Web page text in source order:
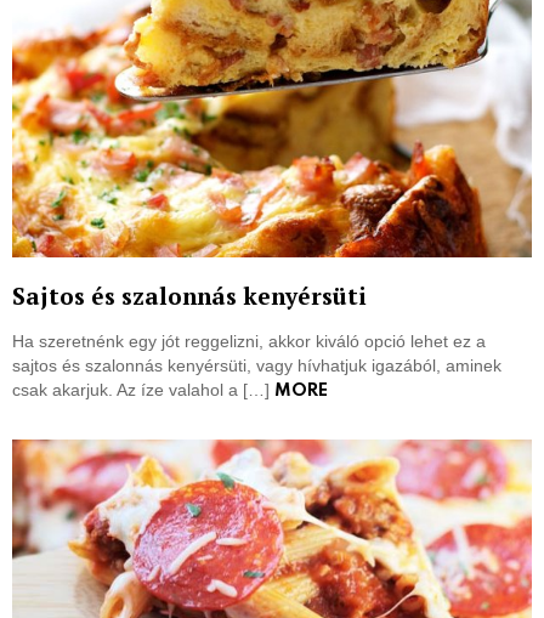
Sajtos és szalonnás kenyérsüti
Ha szeretnénk egy jót reggelizni, akkor kiváló opció lehet ez a
sajtos és szalonnás kenyérsüti, vagy hívhatjuk igazából, aminek
csak akarjuk. Az íze valahol a […] MORE